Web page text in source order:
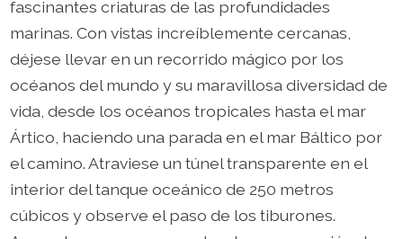
fascinantes criaturas de las profundidades
marinas. Con vistas increíblemente cercanas,
déjese llevar en un recorrido mágico por los
océanos del mundo y su maravillosa diversidad de
vida, desde los océanos tropicales hasta el mar
Ártico, haciendo una parada en el mar Báltico por
el camino. Atraviese un túnel transparente en el
interior del tanque oceánico de 250 metros
cúbicos y observe el paso de los tiburones.